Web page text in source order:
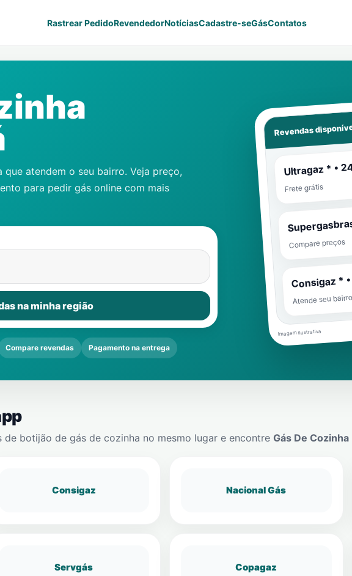
Rastrear PedidoRevendedorNotíciasCadastre-seGásContatos
atendem o seu bairro. Veja preço,
para pedir gás online com mais
na minha região
Compare revendas Pagamento na entrega
Revendas
Ultragaz * •
Frete grátis
Compare preços
Consigaz *
Atende seu
Imagem ilustrativa
botijão de gás de cozinha no mesmo lugar e encontre Gás De Cozinha
Consigaz Nacional Gás
Servgás Copagaz